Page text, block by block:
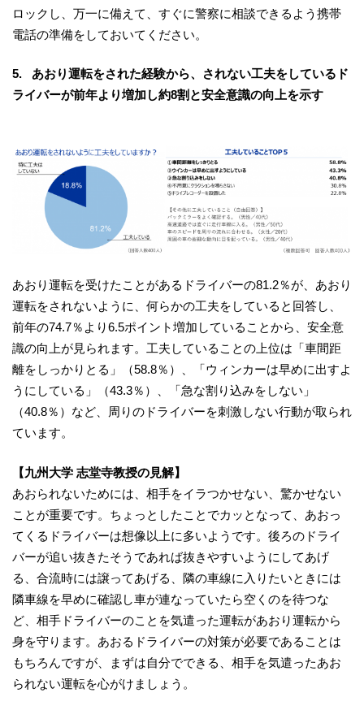
ロックし、万一に備えて、すぐに警察に相談できるよう携帯
電話の準備をしておいてください。
5. あおり運転をされた経験から、されない工夫をしているド
ライバーが前年より増加し約8割と安全意識の向上を示す
あおり運転を受けたことがあるドライバーの81.2％が、あおり
運転をされないように、何らかの工夫をしていると回答し、
前年の74.7％より6.5ポイント増加していることから、安全意
識の向上が見られます。工夫していることの上位は「車間距
離をしっかりとる」（58.8％）、「ウィンカーは早めに出すよ
うにしている」（43.3％）、「急な割り込みをしない」
（40.8％）など、周りのドライバーを刺激しない行動が取られ
ています。
【九州大学 志堂寺教授の見解】
あおられないためには、相手をイラつかせない、驚かせない
ことが重要です。ちょっとしたことでカッとなって、あおっ
てくるドライバーは想像以上に多いようです。後ろのドライ
バーが追い抜きたそうであれば抜きやすいようにしてあげ
る、合流時には譲ってあげる、隣の車線に入りたいときには
隣車線を早めに確認し車が連なっていたら空くのを待つな
ど、相手ドライバーのことを気遣った運転があおり運転から
身を守ります。あおるドライバーの対策が必要であることは
もちろんですが、まずは自分でできる、相手を気遣ったあお
られない運転を心がけましょう。